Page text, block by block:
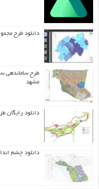
دانلود طرح
طرح ساماندهی
مشهد
دانلود رایگان
دانلود چشم